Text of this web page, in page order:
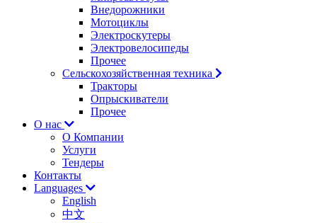
Внедорожники
Мотоциклы
Электроскутеры
Электровелосипеды
Прочее
Сельскохозяйственная техника
Тракторы
Опрыскиватели
Прочее
О нас
О Компании
Услуги
Тендеры
Контакты
Languages
English
中文